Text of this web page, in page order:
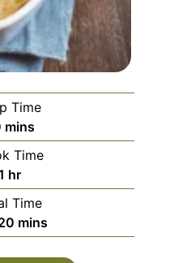
Time
minutes
mins
Time
hour
hr
Time
minutes
mins